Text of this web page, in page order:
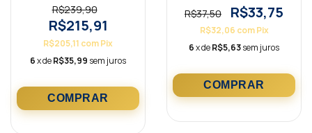
R$239,90
R$215,91
R$205,11 comPix
6x deR$35,99 sem juros
Alimenta
R$37,50 R$33,75
R$32,06 com Pix
6x deR$5,63sem juros